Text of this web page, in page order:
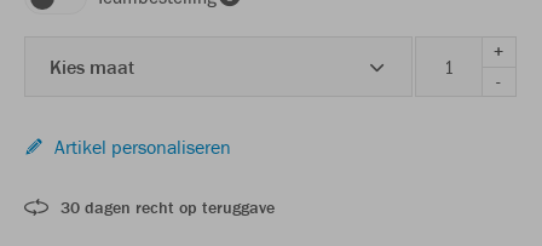
Kies maat
+
-
Artikel personaliseren
30 dagen recht op teruggave